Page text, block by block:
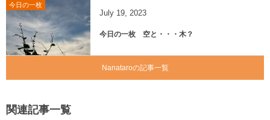
今日の一枚
July 19, 2023
今日の一枚 空と・・・木？
Nanataroの記事一覧
関連記事一覧